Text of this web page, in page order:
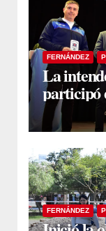
FERNÁNDEZ
La
participó
por el
en
FERNÁNDEZ